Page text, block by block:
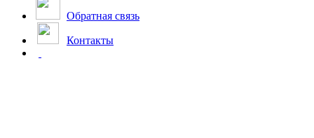
Обратная связь
Контакты